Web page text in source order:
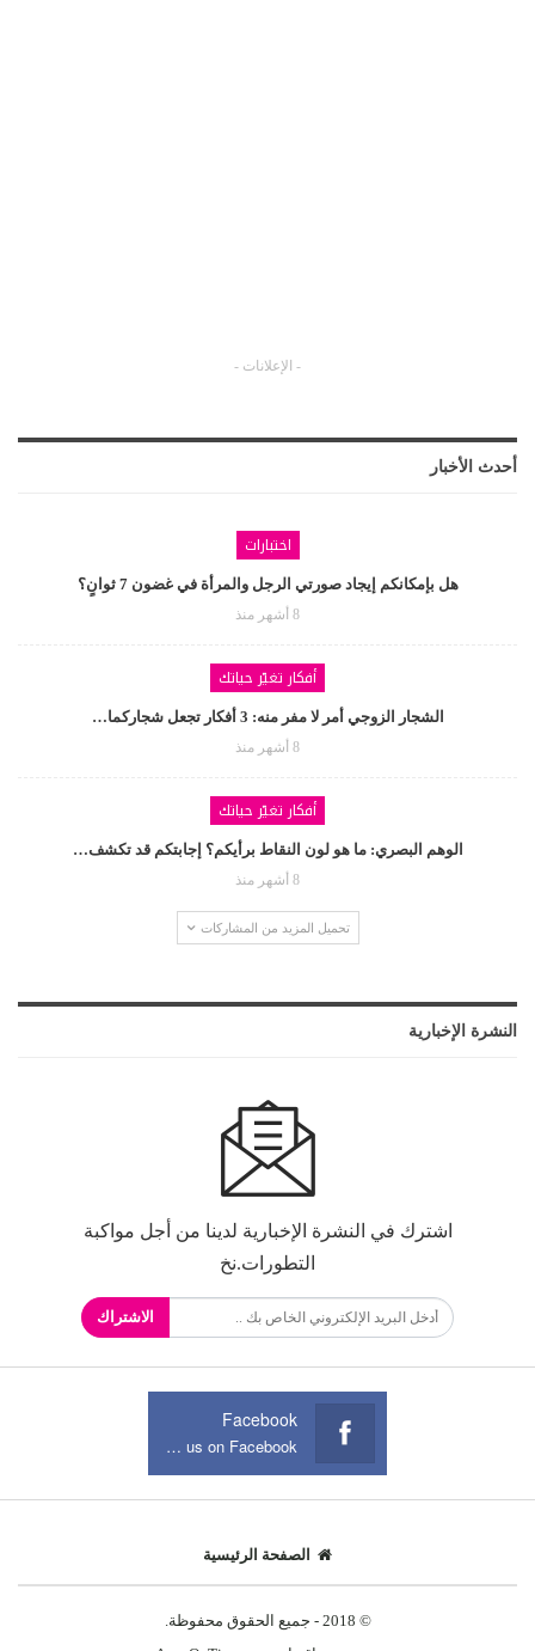
- الإعلانات -
أحدث الأخبار
اختبارات
هل بإمكانكم إيجاد صورتي الرجل والمرأة في غضون 7 ثوانٍ؟
8 أشهر منذ
أفكار تغيّر حياتك
الشجار الزوجي أمر لا مفر منه: 3 أفكار تجعل شجاركما…
8 أشهر منذ
أفكار تغيّر حياتك
الوهم البصري: ما هو لون النقاط برأيكم؟ إجابتكم قد تكشف…
8 أشهر منذ
تحميل المزيد من المشاركات
النشرة الإخبارية
اشترك في النشرة الإخبارية لدينا من أجل مواكبة
التطورات.نخ
الاشتراك
Facebook
Join us on Facebook
الصفحة الرئيسية
© 2018 - جميع الحقوق محفوظة.